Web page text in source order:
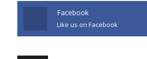
Facebook
Like us on Facebook